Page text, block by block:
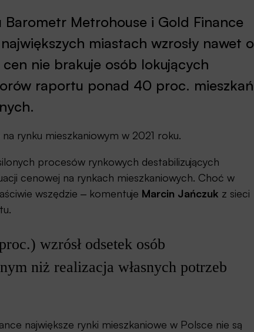
Metrohouse i Gold Finance
miastach wzrosły nawet o
nie brakuje osób lokujących
raportu ponad 40 proc. mieszkań
na rynku mieszkaniowym w 2021 roku.
procesów rynkowych destabilizujących
cenowej na rynkach mieszkaniowych. Choć w
wszędzie ‒ komentuje Marcin Jańczuk z sieci
wzrósł odsetek osób
niż realizacja własnych potrzeb
największe rynki mieszkaniowe w Polsce nie są